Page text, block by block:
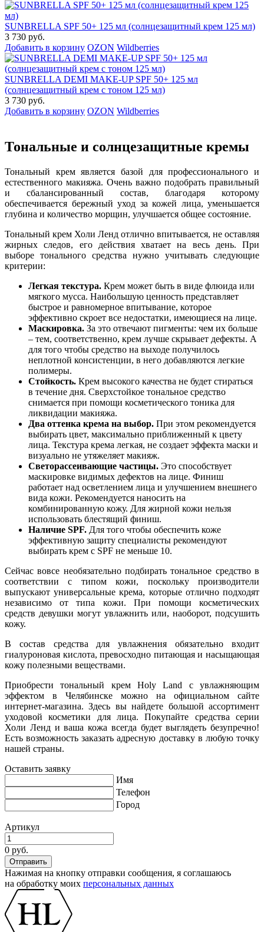
SUNBRELLA SPF 50+ 125 мл (солнцезащитный крем 125 мл)
3 730 руб.
Добавить в корзину OZON Wildberries
SUNBRELLA DEMI MAKE-UP SPF 50+ 125 мл
(солнцезащитный крем с тоном 125 мл)
3 730 руб.
Добавить в корзину OZON Wildberries
Тональные и солнцезащитные кремы
Тональный крем является базой для профессионального и
естественного макияжа. Очень важно подобрать правильный
и сбалансированный состав, благодаря которому
обеспечивается бережный уход за кожей лица, уменьшается
глубина и количество морщин, улучшается общее состояние.
Тональный крем Холи Ленд отлично впитывается, не оставляя
жирных следов, его действия хватает на весь день. При
выборе тонального средства нужно учитывать следующие
критерии:
Легкая текстура. Крем может быть в виде флюида или
мягкого мусса. Наибольшую ценность представляет
быстрое и равномерное впитывание, которое
эффективно скроет все недостатки, имеющиеся на лице.
Маскировка. За это отвечают пигменты: чем их больше
– тем, соответственно, крем лучше скрывает дефекты. А
для того чтобы средство на выходе получилось
неплотной консистенции, в него добавляются легкие
полимеры.
Стойкость. Крем высокого качества не будет стираться
в течение дня. Сверхстойкое тональное средство
снимается при помощи косметического тоника для
ликвидации макияжа.
Два оттенка крема на выбор. При этом рекомендуется
выбирать цвет, максимально приближенный к цвету
лица. Текстура крема легкая, не создает эффекта маски и
визуально не утяжеляет макияж.
Светорассеивающие частицы. Это способствует
маскировке видимых дефектов на лице. Финиш
работает над осветлением лица и улучшением внешнего
вида кожи. Рекомендуется наносить на
комбинированную кожу. Для жирной кожи нельзя
использовать блестящий финиш.
Наличие SPF. Для того чтобы обеспечить коже
эффективную защиту специалисты рекомендуют
выбирать крем с SPF не меньше 10.
Сейчас вовсе необязательно подбирать тональное средство в
соответствии с типом кожи, поскольку производители
выпускают универсальные крема, которые отлично подходят
независимо от типа кожи. При помощи косметических
средств девушки могут увлажнить или, наоборот, подсушить
кожу.
В состав средства для увлажнения обязательно входит
гиалуроновая кислота, превосходно питающая и насыщающая
кожу полезными веществами.
Приобрести тональный крем Holy Land с увлажняющим
эффектом в Челябинске можно на официальном сайте
интернет-магазина. Здесь вы найдете большой ассортимент
уходовой косметики для лица. Покупайте средства серии
Холи Ленд и ваша кожа всегда будет выглядеть безупречно!
Есть возможность заказать адресную доставку в любую точку
нашей страны.
Оставить заявку
Имя
Телефон
Город
Артикул
0 руб.
Нажимая на кнопку отправки сообщения, я соглашаюсь
на обработку моих персональных данных